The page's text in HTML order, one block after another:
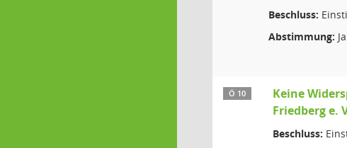
Beschluss:
Abstimmung:
Ö 10
Keine
Friedberg e.
Beschluss: